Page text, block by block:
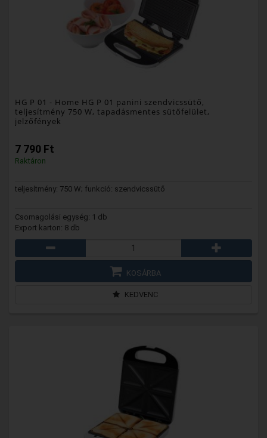
HG P 01 - Home HG P 01 panini szendvicssütő,
teljesítmény 750 W, tapadásmentes sütőfelület,
jelzőfények
7 790 Ft
Raktáron
teljesítmény: 750 W; funkció: szendvicssütő
Csomagolási egység: 1 db
Export karton: 8 db
KOSÁRBA
KEDVENC